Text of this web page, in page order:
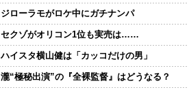
ジローラモがロケ中にガチナンパ
セクゾがオリコン1位も実売は……
ハイスタ横山健は「カッコだけの男」
瀧“極秘出演”の『全裸監督』はどうなる？